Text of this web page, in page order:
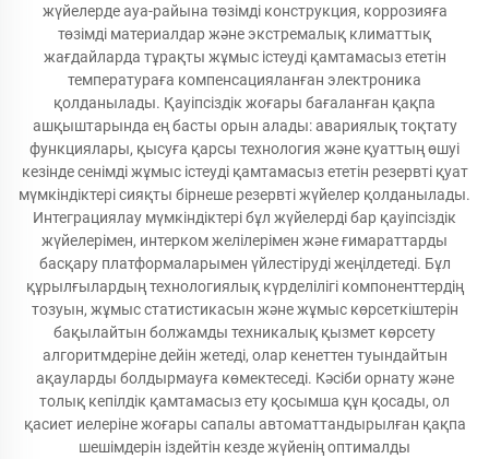
жүйелерде ауа-райына төзімді конструкция, коррозияға
төзімді материалдар және экстремалық климаттық
жағдайларда тұрақты жұмыс істеуді қамтамасыз ететін
температураға компенсацияланған электроника
қолданылады. Қауіпсіздік жоғары бағаланған қақпа
ашқыштарында ең басты орын алады: авариялық тоқтату
функциялары, қысуға қарсы технология және қуаттың өшуі
кезінде сенімді жұмыс істеуді қамтамасыз ететін резервті қуат
мүмкіндіктері сияқты бірнеше резервті жүйелер қолданылады.
Интеграциялау мүмкіндіктері бұл жүйелерді бар қауіпсіздік
жүйелерімен, интерком желілерімен және ғимараттарды
басқару платформаларымен үйлестіруді жеңілдетеді. Бұл
құрылғылардың технологиялық күрделілігі компоненттердің
тозуын, жұмыс статистикасын және жұмыс көрсеткіштерін
бақылайтын болжамды техникалық қызмет көрсету
алгоритмдеріне дейін жетеді, олар кенеттен туындайтын
ақауларды болдырмауға көмектеседі. Кәсіби орнату және
толық кепілдік қамтамасыз ету қосымша құн қосады, ол
қасиет иелеріне жоғары сапалы автоматтандырылған қақпа
шешімдерін іздейтін кезде жүйенің оптималды